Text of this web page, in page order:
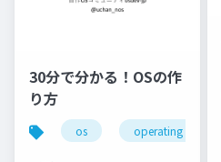
30分で分かる！OSの作
り方
os operating system